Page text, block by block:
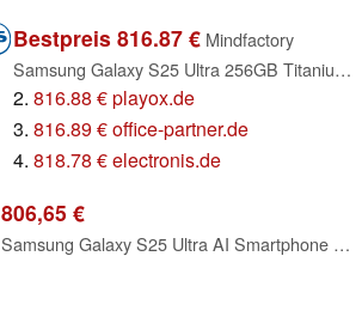
Bestpreis 816.87 € Mindfactory
Samsung Galaxy S25 Ultra 256GB Titanium Black (SM-S938BZKD)
2. 816.88 € playox.de
3. 816.89 € office-partner.de
4. 818.78 € electronis.de
806,65 €
Samsung Galaxy S25 Ultra AI Smartphone mit Galaxy AI, Ohne Vertrag, Handy mit Android, 12 GB RAM, 512 GB Speicher, 200-MP-Kamera, Titanium Black, 3 Jahre Herstellergarantie [Exklusiv auf Amazon]